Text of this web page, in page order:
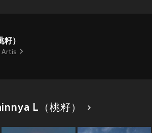
籽）
Artis
L（桃籽）